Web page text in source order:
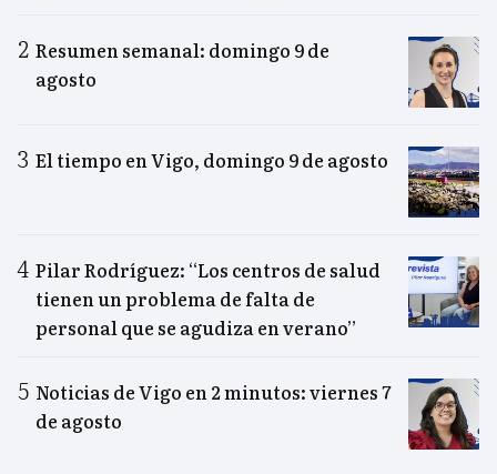
Resumen semanal: domingo 9 de
agosto
El tiempo en Vigo, domingo 9 de agosto
Pilar Rodríguez: “Los centros de salud
tienen un problema de falta de
personal que se agudiza en verano”
Noticias de Vigo en 2 minutos: viernes 7
de agosto